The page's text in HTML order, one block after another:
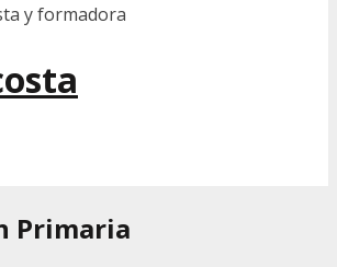
y formadora
Primaria